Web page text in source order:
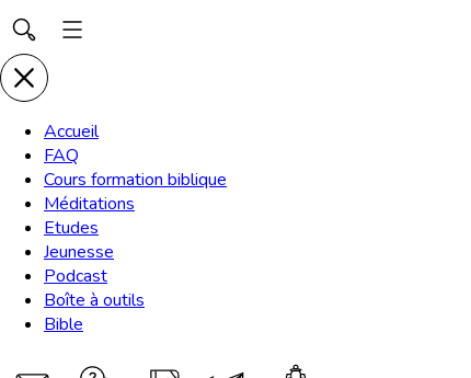
Accueil
FAQ
Cours formation biblique
Méditations
Etudes
Jeunesse
Podcast
Boîte à outils
Bible